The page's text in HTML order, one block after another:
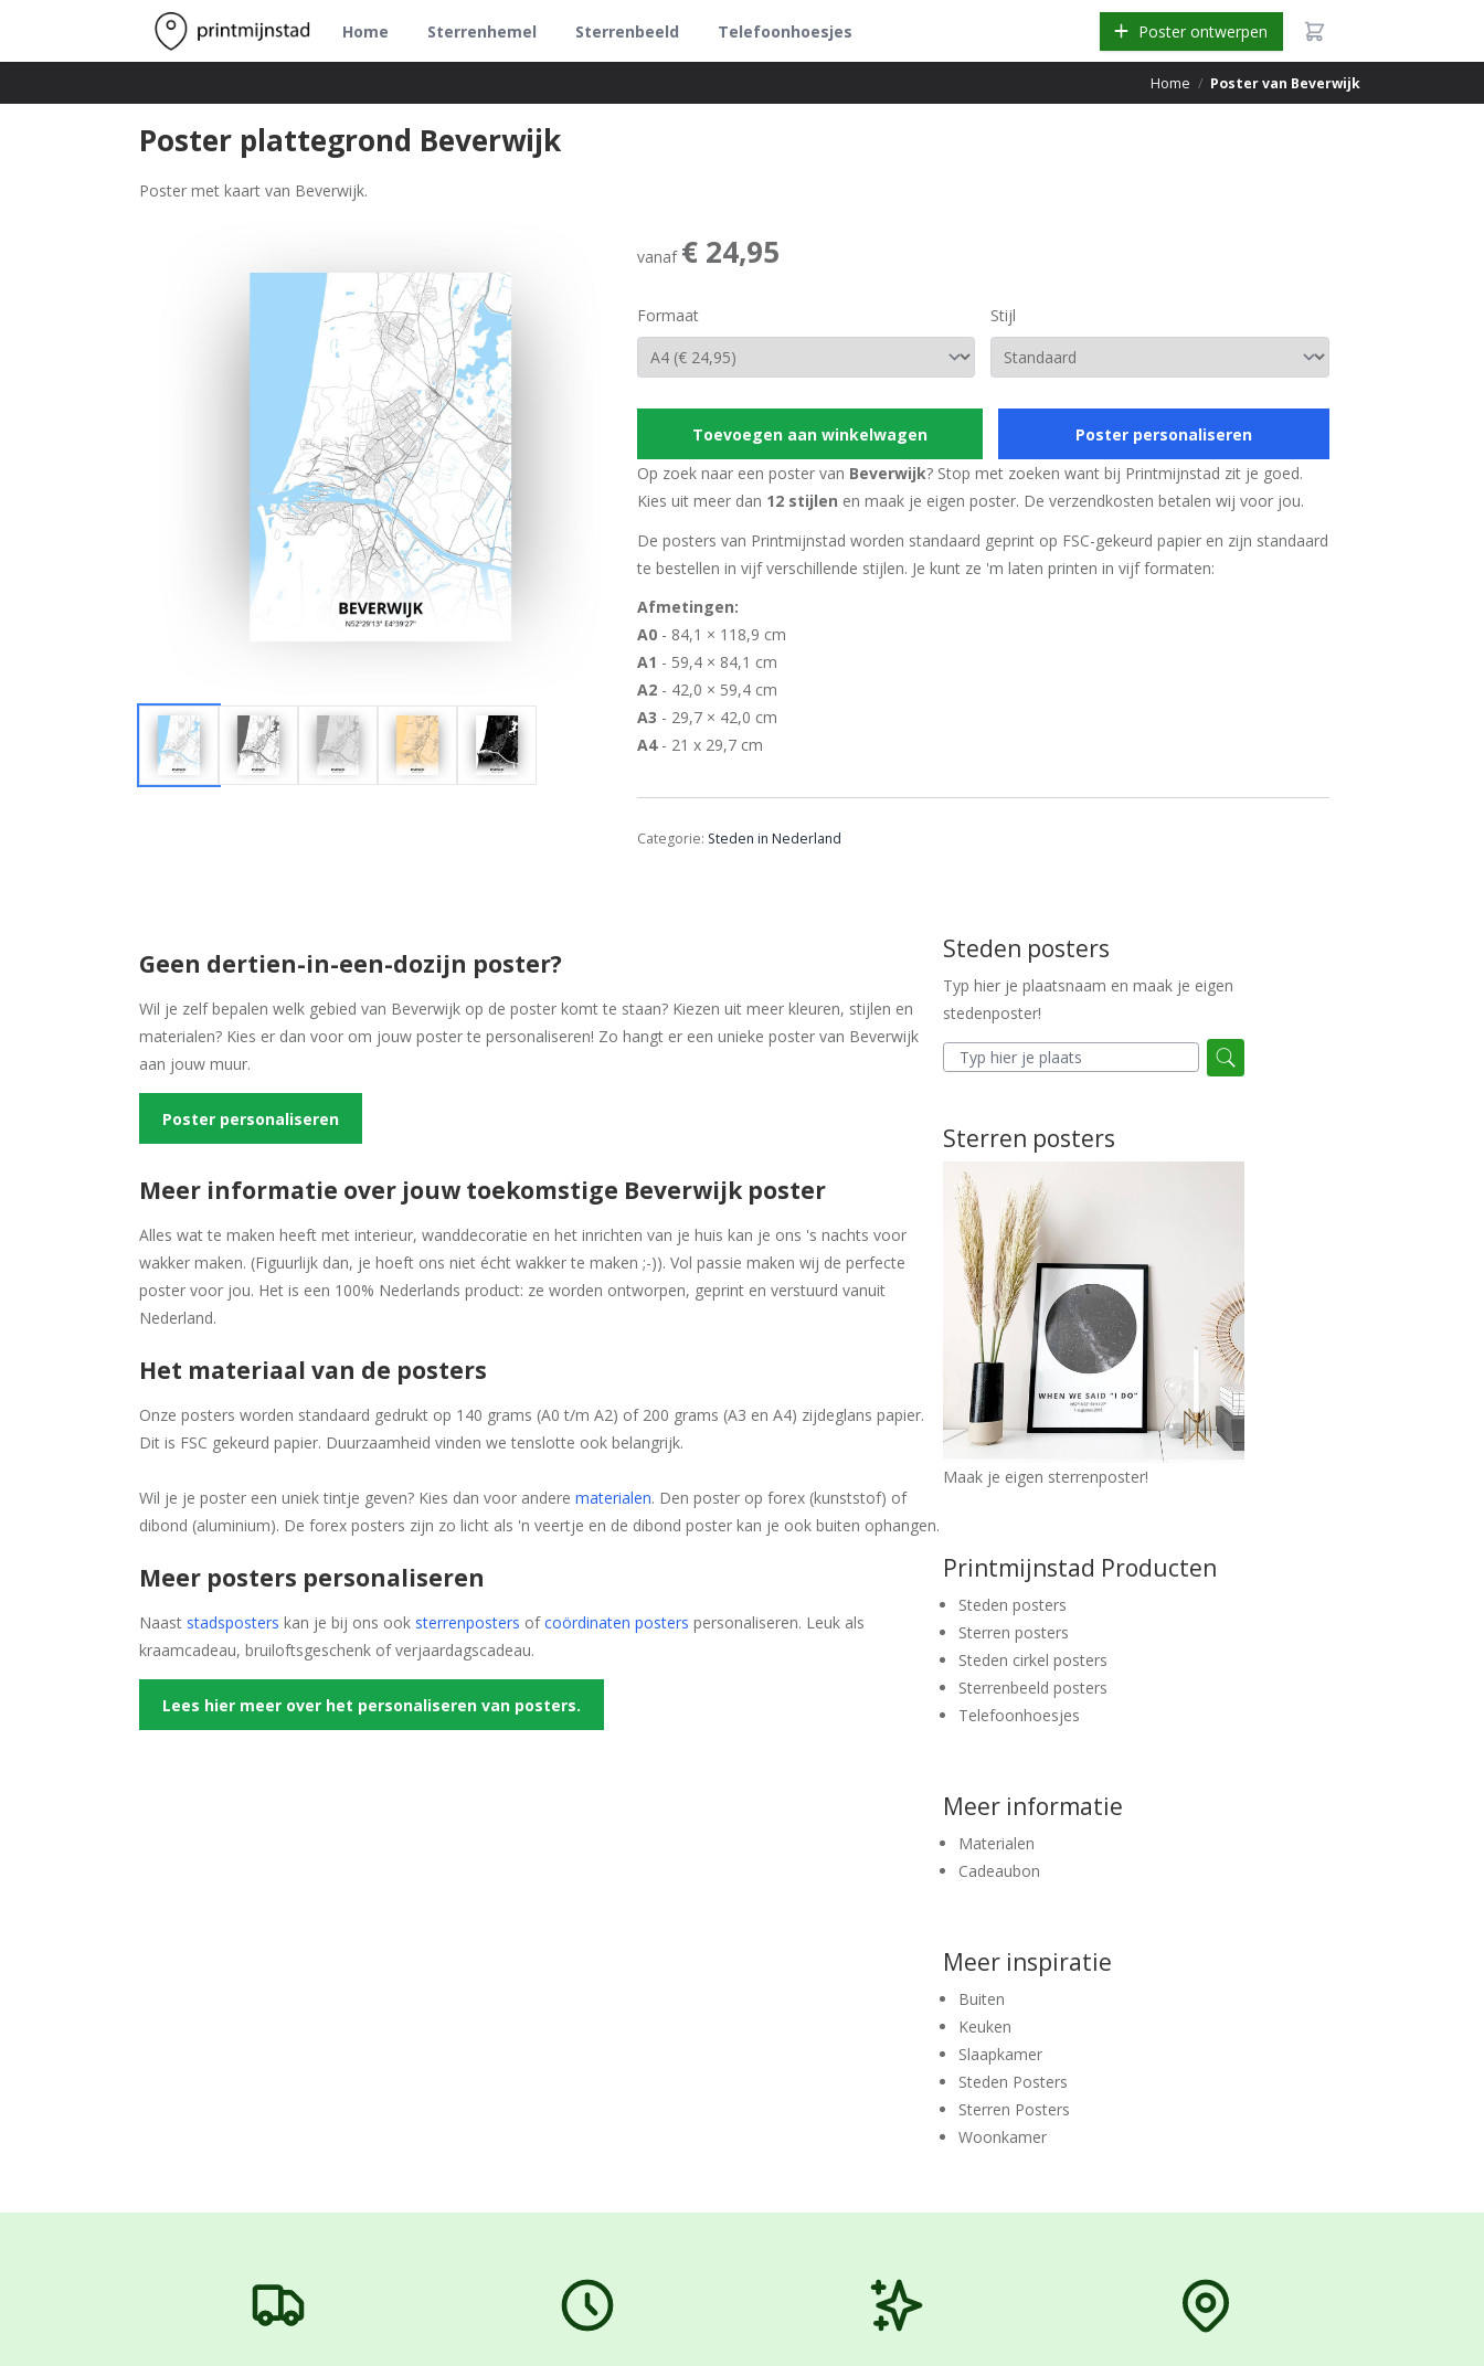
Home Sterrenhemel Sterrenbeeld Telefoonhoesjes Poster ontwerpen
Home / Poster van Beverwijk
Poster plattegrond Beverwijk
Poster met kaart van Beverwijk.
vanaf € 24,95
Formaat Stijl
Toevoegen aan winkelwagen
Poster personaliseren
Op zoek naar een poster van Beverwijk? Stop met zoeken want bij Printmijnstad zit je goed.
Kies uit meer dan 12 stijlen en maak je eigen poster. De verzendkosten betalen wij voor jou.
De posters van Printmijnstad worden standaard geprint op FSC-gekeurd papier en zijn standaard
te bestellen in vijf verschillende stijlen. Je kunt ze 'm laten printen in vijf formaten:
Afmetingen:
A0- 84,1 × 118,9 cm
A1 - 59,4 × 84,1 cm
A2- 42,0 × 59,4 cm
A3 - 29,7 × 42,0 cm
A4- 21 x 29,7 cm
Categorie: Steden in Nederland
Geen dertien-in-een-dozijn poster?
Wil je zelf bepalen welk gebied van Beverwijk op de poster komt te staan? Kiezen uit meer kleuren, stijlen en
materialen? Kies er dan voor om jouw poster te personaliseren! Zo hangt er een unieke poster van Beverwijk
aan jouw muur.
Poster personaliseren
Meer informatie over jouw toekomstige Beverwijk poster
Alles wat te maken heeft met interieur, wanddecoratie en het inrichten van je huis kan je ons 's nachts voor
wakker maken. (Figuurlijk dan, je hoeft ons niet écht wakker te maken ;-)). Vol passie maken wij de perfecte
poster voor jou. Het is een 100% Nederlands product: ze worden ontworpen, geprint en verstuurd vanuit
Nederland.
Het materiaal van de posters
Onze posters worden standaard gedrukt op 140 grams (A0 t/m A2) of 200 grams (A3 en A4) zijdeglans papier.
Dit is FSC gekeurd papier. Duurzaamheid vinden we tenslotte ook belangrijk.
Wil je je poster een uniek tintje geven? Kies dan voor andere materialen. Den poster op forex (kunststof) of
dibond (aluminium). De forex posters zijn zo licht als 'n veertje en de dibond poster kan je ook buiten ophangen.
Meer posters personaliseren
Naast stadsposters kan je bij ons ook sterrenposters ofcoördinaten posters personaliseren. Leuk als
kraamcadeau, bruiloftsgeschenk of verjaardagscadeau.
Lees hier meer over het personaliseren van posters.
Steden posters
Typ hier je plaatsnaam en maak je eigen
stedenposter!
Sterren posters
Maak je eigen sterrenposter!
Printmijnstad Producten
Steden posters
Sterren posters
Steden cirkel posters
Sterrenbeeld posters
Telefoonhoesjes
Meer informatie
Materialen
Cadeaubon
Meer inspiratie
Buiten
Keuken
Slaapkamer
Steden Posters
Sterren Posters
Woonkamer